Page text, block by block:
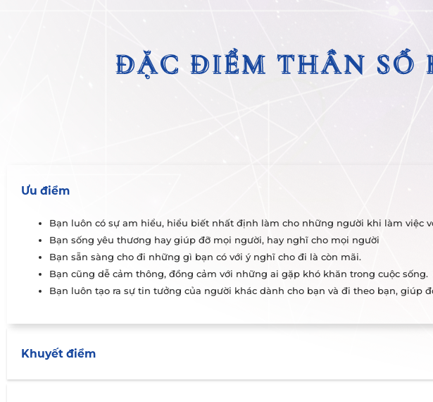
ĐẶC ĐIỂM THẦN SỐ
ĐẶC ĐIỂM THẦN SỐ
Ưu điểm
Bạn luôn có sự am hiểu, hiểu biết nhất định làm cho những người khi làm việc
Bạn sống yêu thương hay giúp đỡ mọi người, hay nghĩ cho mọi người
Bạn sẵn sàng cho đi những gì bạn có với ý nghĩ cho đi là còn mãi.
Bạn cũng dễ cảm thông, đồng cảm với những ai gặp khó khăn trong cuộc sống.
Bạn luôn tạo ra sự tin tưởng của người khác dành cho bạn và đi theo bạn, giúp
Khuyết điểm